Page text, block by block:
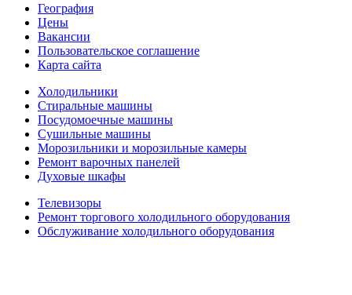
География
Цены
Вакансии
Пользовательское соглашение
Карта сайта
Холодильники
Стиральные машины
Посудомоечные машины
Сушильные машины
Морозильники и морозильные камеры
Ремонт варочных панелей
Духовые шкафы
Телевизоры
Ремонт торгового холодильного оборудования
Обслуживание холодильного оборудования